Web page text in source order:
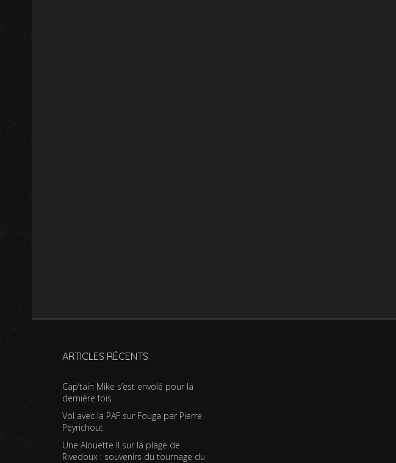
ARTICLES RÉCENTS
Cap’tain Mike s’est envolé pour la
dernière fois
Vol avec la PAF sur Fouga par Pierre
Peyrichout
Une Alouette II sur la plage de
Rivedoux : souvenirs du tournage du